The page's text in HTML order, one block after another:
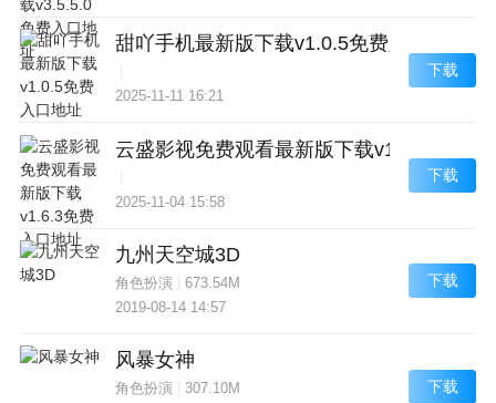
甜吖手机最新版下载v1.0.5免费入口地址
2025-11-11 16:21
下载
云盛影视免费观看最新版下载v1.6.3免费入
2025-11-04 15:58
下载
九州天空城3D
角色扮演| 673.54M
2019-08-14 14:57
下载
风暴女神
角色扮演| 307.10M
下载